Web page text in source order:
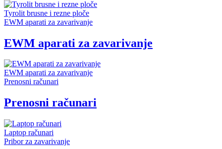
Tyrolit brusne i rezne ploče
EWM aparati za zavarivanje
EWM aparati za zavarivanje
EWM aparati za zavarivanje
Prenosni računari
Prenosni računari
Laptop računari
Pribor za zavarivanje